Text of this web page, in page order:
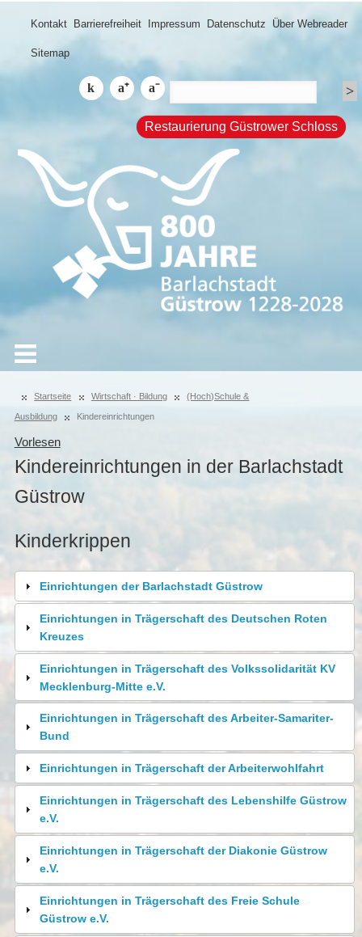
Kontakt Barrierefreiheit Impressum Datenschutz Über Webreader
Sitemap
Restaurierung Güstrower Schloss
Startseite Wirtschaft · Bildung (Hoch)Schule &
Ausbildung Kindereinrichtungen
Vorlesen
Kindereinrichtungen in der Barlachstadt
Güstrow
Kinderkrippen
Einrichtungen der Barlachstadt Güstrow
Einrichtungen in Trägerschaft des Deutschen Roten
Kreuzes
Einrichtungen in Trägerschaft des Volkssolidarität KV
Mecklenburg-Mitte e.V.
Einrichtungen in Trägerschaft des Arbeiter-Samariter-
Bund
Einrichtungen in Trägerschaft der Arbeiterwohlfahrt
Einrichtungen in Trägerschaft des Lebenshilfe Güstrow
e.V.
Einrichtungen in Trägerschaft der Diakonie Güstrow
e.V.
Einrichtungen in Trägerschaft des Freie Schule
Güstrow e.V.